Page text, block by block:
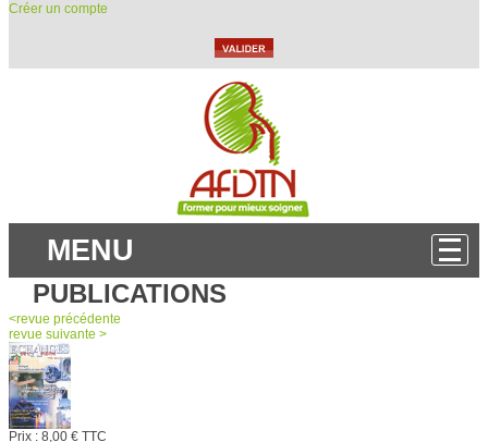
Créer un compte
MENU
PUBLICATIONS
<revue précédente
revue suivante >
Prix : 8,00 € TTC